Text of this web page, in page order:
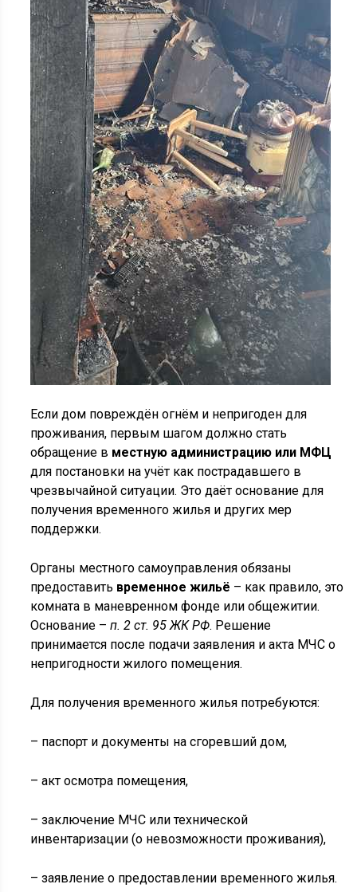
Если дом повреждён огнём и непригоден для
проживания, первым шагом должно стать
обращение в местную администрацию или МФЦ
для постановки на учёт как пострадавшего в
чрезвычайной ситуации. Это даёт основание для
получения временного жилья и других мер
поддержки.
Органы местного самоуправления обязаны
предоставить временное жильё – как правило, это
комната в маневренном фонде или общежитии.
Основание –п. 2 ст. 95 ЖК РФ. Решение
принимается после подачи заявления и акта МЧС о
непригодности жилого помещения.
Для получения временного жилья потребуются:
– паспорт и документы на сгоревший дом,
– акт осмотра помещения,
– заключение МЧС или технической
инвентаризации (о невозможности проживания),
– заявление о предоставлении временного жилья.